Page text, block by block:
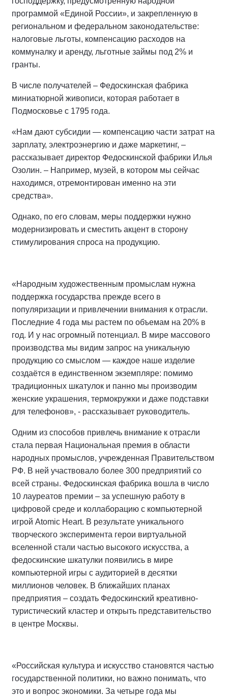
программой «Единой России», и закрепленную в
региональном и федеральном законодательстве:
налоговые льготы, компенсацию расходов на
коммуналку и аренду, льготные займы под 2% и
гранты.
В числе получателей – Федоскинская фабрика
миниатюрной живописи, которая работает в
Подмосковье с 1795 года.
«Нам дают субсидии — компенсацию части затрат на
зарплату, электроэнергию и даже маркетинг, –
рассказывает директор Федоскинской фабрики Илья
Озолин. – Например, музей, в котором мы сейчас
находимся, отремонтирован именно на эти
средства».
Однако, по его словам, меры поддержки нужно
модернизировать и сместить акцент в сторону
стимулирования спроса на продукцию.
«Народным художественным промыслам нужна
поддержка государства прежде всего в
популяризации и привлечении внимания к отрасли.
Последние 4 года мы растем по объемам на 20% в
год. И у нас огромный потенциал. В мире массового
производства мы видим запрос на уникальную
продукцию со смыслом — каждое наше изделие
создаётся в единственном экземпляре: помимо
традиционных шкатулок и панно мы производим
женские украшения, термокружки и даже подставки
для телефонов», - рассказывает руководитель.
Одним из способов привлечь внимание к отрасли
стала первая Национальная премия в области
народных промыслов, учрежденная Правительством
РФ. В ней участвовало более 300 предприятий со
всей страны. Федоскинская фабрика вошла в число
10 лауреатов премии – за успешную работу в
цифровой среде и коллаборацию с компьютерной
игрой Atomic Heart. В результате уникального
творческого эксперимента герои виртуальной
вселенной стали частью высокого искусства, а
федоскинские шкатулки появились в мире
компьютерной игры с аудиторией в десятки
миллионов человек. В ближайших планах
предприятия – создать Федоскинский креативно-
туристический кластер и открыть представительство
в центре Москвы.
«Российская культура и искусство становятся частью
государственной политики, но важно понимать, что
это и вопрос экономики. За четыре года мы